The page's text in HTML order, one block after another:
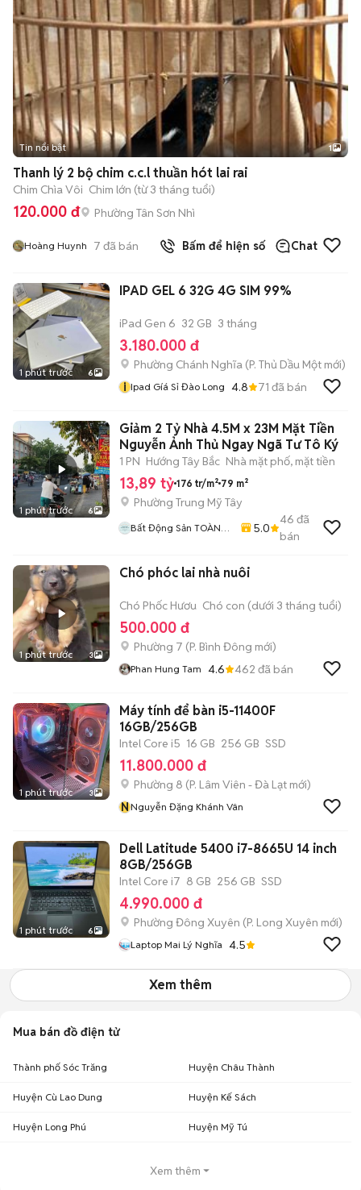
Tin nổi bật 1
Thanh lý 2 bộ chim c.c.l thuần hót lai rai
Chim Chìa Vôi Chim lớn (từ 3 tháng tuổi)
120.000 đ Phường Tân Sơn Nhì
Hoàng Huynh 7 đã bán Bấm để hiện số Chat
1 phút trước 6
IPAD GEL 6 32G 4G SIM 99%
iPad Gen 6 32 GB 3 tháng
3.180.000 đ
Phường Chánh Nghĩa (P. Thủ Dầu Một mới)
i Ipad Gíá Sỉ Đào Long 4.8 71 đã bán
1 phút trước 6
Giảm 2 Tỷ Nhà 4.5M x 23M Mặt Tiền
Nguyễn Ảnh Thủ Ngay Ngã Tư Tô Ký
1 PN Hướng Tây Bắc Nhà mặt phố, mặt tiền
13,89 tỷ 176 tr/m² 79 m²
Phường Trung Mỹ Tây
Bất Động Sản TOÀN
5.0
46 đã
bán
1 phút trước 3
Chó phóc lai nhà nuôi
Chó Phốc Hươu Chó con (dưới 3 tháng tuổi)
500.000 đ
Phường 7 (P. Bình Đông mới)
Phan Hung Tam 4.6 462 đã bán
1 phút trước 3
Máy tính để bàn i5-11400F
16GB/256GB
Intel Core i5 16 GB 256 GB SSD
11.800.000 đ
Phường 8 (P. Lâm Viên - Đà Lạt mới)
NNguyễn Đặng Khánh Vân
1 phút trước 6
Dell Latitude 5400 i7-8665U 14 inch
8GB/256GB
Intel Core i7 8 GB 256 GB SSD
4.990.000 đ
Phường Đông Xuyên (P. Long Xuyên mới)
Laptop Mai Lý Nghĩa 4.5
Xem thêm
Mua bán đồ điện tử
Thành phố Sóc Trăng Huyện Châu Thành
Huyện Cù Lao Dung Huyện Kế Sách
Huyện Long Phú Huyện Mỹ Tú
Xem thêm